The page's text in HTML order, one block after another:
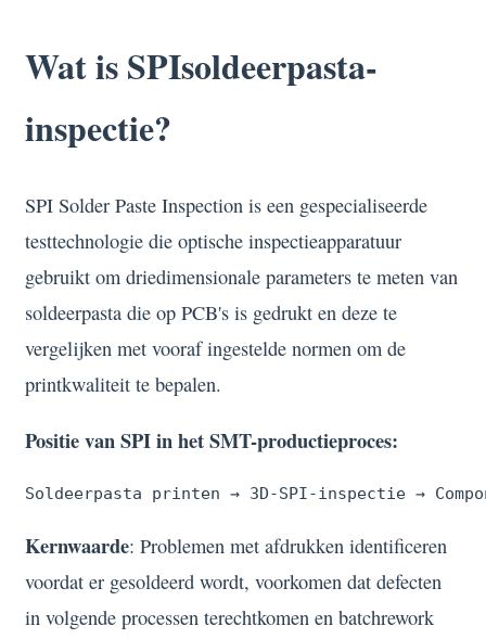
Wat is SPIsoldeerpasta-
inspectie?
SPI Solder Paste Inspection is een gespecialiseerde
testtechnologie die optische inspectieapparatuur
gebruikt om driedimensionale parameters te meten van
soldeerpasta die op PCB's is gedrukt en deze te
vergelijken met vooraf ingestelde normen om de
printkwaliteit te bepalen.
Positie van SPI in het SMT-productieproces:
Soldeerpasta printen → 3D-SPI-inspectie →
Kernwaarde: Problemen met afdrukken identificeren
voordat er gesoldeerd wordt, voorkomen dat defecten
in volgende processen terechtkomen en batchrework